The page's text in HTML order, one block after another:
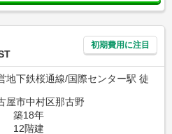
初期費用に注目
地下鉄桜通線/国際センター駅 徒
屋市中村区那古野
築18年
12階建